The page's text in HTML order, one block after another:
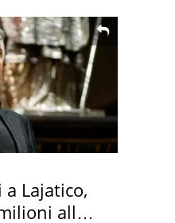
Lajatico,
alla